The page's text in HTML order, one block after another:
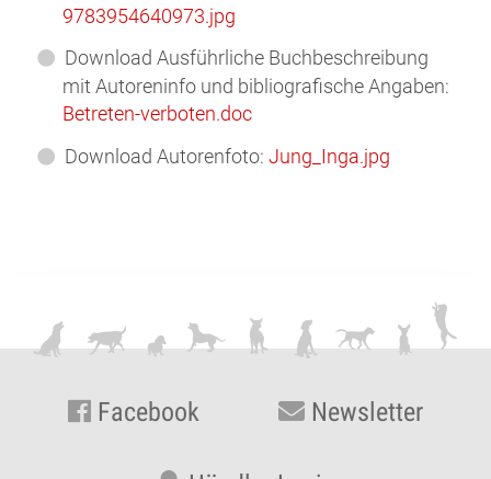
9783954640973.jpg
Download Ausführliche Buchbeschreibung
mit Autoreninfo und bibliografische Angaben:
Betreten-verboten.doc
Download Autorenfoto:Jung_Inga.jpg
Facebook Newsletter